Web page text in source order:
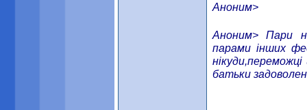
Аноним>
Аноним> Пари
парами інших
батьки